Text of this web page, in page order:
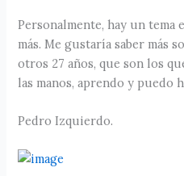
Personalmente, hay un tema
más. Me gustaría saber más
otros 27 años, que son los
las manos, aprendo y puedo
Pedro Izquierdo.